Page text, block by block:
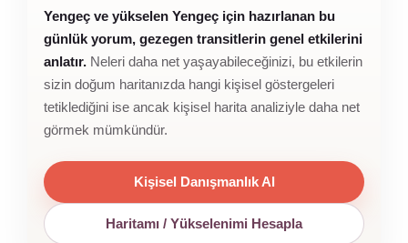
Yengeç ve yükselen Yengeç için hazırlanan bu
günlük yorum, gezegen transitlerin genel etkilerini
anlatır. Neleri daha net yaşayabileceğinizi, bu etkilerin
sizin doğum haritanızda hangi kişisel göstergeleri
tetiklediğini ise ancak kişisel harita analiziyle daha net
görmek mümkündür.
Kişisel Danışmanlık Al
Haritamı / Yükselenimi Hesapla